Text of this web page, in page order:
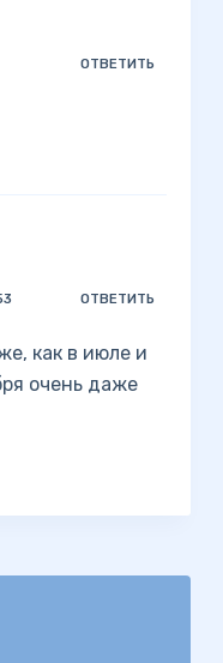
ОТВЕТИТЬ
ОТВЕТИТЬ
как в июле и
очень даже